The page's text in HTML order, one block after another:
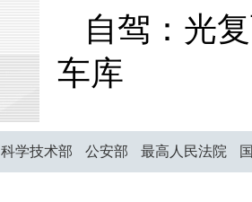
自驾：光
车库
科学技术部 公安部 最高人民法院